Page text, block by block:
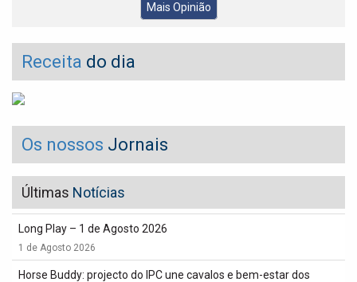
Mais Opinião
Receita do dia
Os nossos Jornais
Últimas Notícias
Long Play – 1 de Agosto 2026
1 de Agosto 2026
Horse Buddy: projecto do IPC une cavalos e bem-estar dos